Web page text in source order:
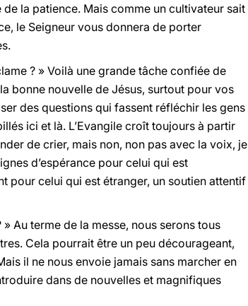
la patience. Mais comme un cultivateur sait
le Seigneur vous donnera de porter
? » Voilà une grande tâche confiée de
bonne nouvelle de Jésus, surtout pour vos
des questions qui fassent réfléchir les gens
ici et là. L’Evangile croît toujours à partir
de crier, mais non, non pas avec la voix, je
d’espérance pour celui qui est
pour celui qui est étranger, un soutien attentif
Au terme de la messe, nous serons tous
Cela pourrait être un peu décourageant,
il ne nous envoie jamais sans marcher en
dans de nouvelles et magnifiques